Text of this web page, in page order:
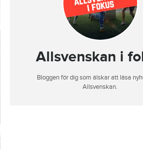
Allsvenskan i
Bloggen för dig som älskar att läsa
Allsvenskan.